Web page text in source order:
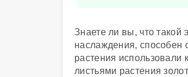
Знаете ли вы, что такой
наслаждения, способен
растения использовали
листьями растения